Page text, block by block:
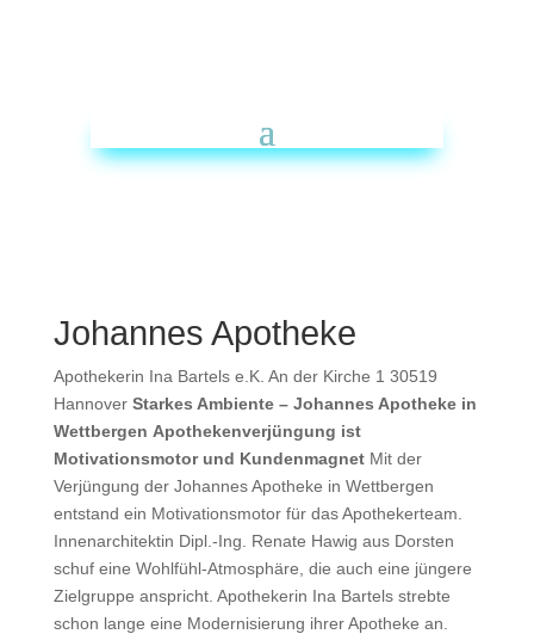
Johannes Apotheke
Apothekerin Ina Bartels e.K. An der Kirche 1 30519
Hannover Starkes Ambiente – Johannes Apotheke in
Wettbergen Apothekenverjüngung ist
Motivationsmotor und Kundenmagnet Mit der
Verjüngung der Johannes Apotheke in Wettbergen
entstand ein Motivationsmotor für das Apothekerteam.
Innenarchitektin Dipl.-Ing. Renate Hawig aus Dorsten
schuf eine Wohlfühl-Atmosphäre, die auch eine jüngere
Zielgruppe anspricht. Apothekerin Ina Bartels strebte
schon lange eine Modernisierung ihrer Apotheke an.